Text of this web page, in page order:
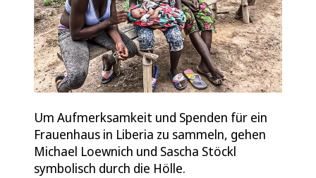
Um Aufmerksamkeit und Spenden für ein
Frauenhaus in Liberia zu sammeln, gehen
Michael Loewnich und Sascha Stöckl
symbolisch durch die Hölle.